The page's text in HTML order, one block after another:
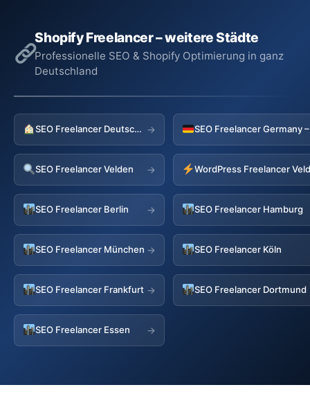
Shopify Freelancer – weitere Städte
Professionelle SEO & Shopify Optimierung in ganz
Deutschland
SEO Freelancer Deutschland →
SEO Freelancer Velden → WordPress Freelancer
SEO Freelancer Berlin → SEO Freelancer Hamburg
SEO Freelancer München → SEO Freelancer Köln
SEO Freelancer Frankfurt → SEO Freelancer Dortmund
SEO Freelancer Essen →